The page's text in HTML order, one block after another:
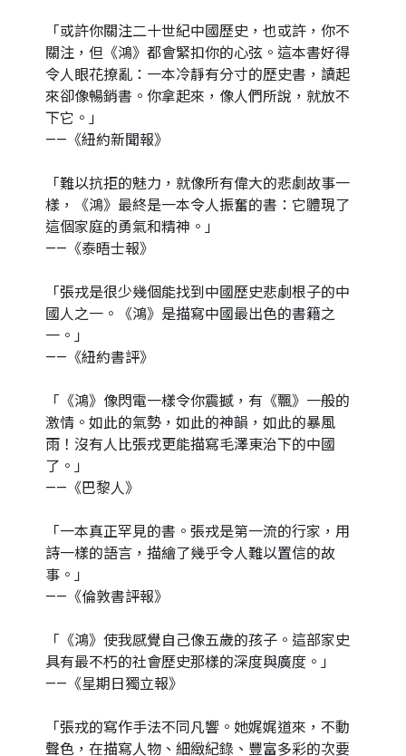
「或許你關注二十世紀中國歷史，也或許，你不
關注，但《鴻》都會緊扣你的心弦。這本書好得
令人眼花撩亂：一本冷靜有分寸的歷史書，讀起
來卻像暢銷書。你拿起來，像人們所說，就放不
下它。」
——《紐約新聞報》
「難以抗拒的魅力，就像所有偉大的悲劇故事一
樣，《鴻》最終是一本令人振奮的書：它體現了
這個家庭的勇氣和精神。」
——《泰晤士報》
「張戎是很少幾個能找到中國歷史悲劇根子的中
國人之一。《鴻》是描寫中國最出色的書籍之
一。」
——《紐約書評》
「《鴻》像閃電一樣令你震撼，有《飄》一般的
激情。如此的氣勢，如此的神韻，如此的暴風
雨！沒有人比張戎更能描寫毛澤東治下的中國
了。」
——《巴黎人》
「一本真正罕見的書。張戎是第一流的行家，用
詩一樣的語言，描繪了幾乎令人難以置信的故
事。」
——《倫敦書評報》
「《鴻》使我感覺自己像五歲的孩子。這部家史
具有最不朽的社會歷史那樣的深度與廣度。」
——《星期日獨立報》
「張戎的寫作手法不同凡響。她娓娓道來，不動
聲色，在描寫人物、細緻紀錄、豐富多彩的次要